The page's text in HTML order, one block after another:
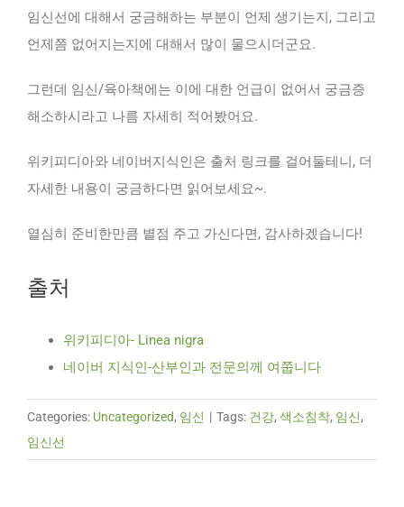
임신선에 대해서 궁금해하는 부분이 언제 생기는지, 그리고
언제쯤 없어지는지에 대해서 많이 물으시더군요.
그런데 임신/육아책에는 이에 대한 언급이 없어서 궁금증
해소하시라고 나름 자세히 적어봤어요.
위키피디아와 네이버지식인은 출처 링크를 걸어둘테니, 더
자세한 내용이 궁금하다면 읽어보세요~.
열심히 준비한만큼 별점 주고 가신다면, 감사하겠습니다!
출처
위키피디아- Linea nigra
네이버 지식인-산부인과 전문의께 여쭙니다
Categories: Uncategorized, 임신 | Tags: 건강, 색소침착, 임신,
임신선